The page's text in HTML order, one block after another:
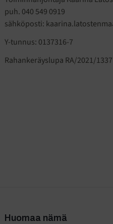
puh. 040 549 0919
sähköposti:
Y-tunnus: 0137316-7
Rahankeräyslupa RA/2021/1337
Huomaa nämä